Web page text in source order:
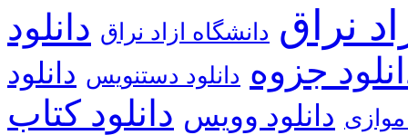
نراق دانشگاه ازاد نراق
جزوه دانلود دستنویس دانلود
دانلود وویس دانلود کتاب